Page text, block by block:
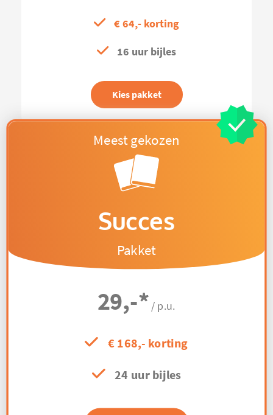
€ 64,- korting
16 uur bijles
Kies pakket
Succes
Pakket
29,-* / p.u.
€ 168,- korting
24 uur bijles